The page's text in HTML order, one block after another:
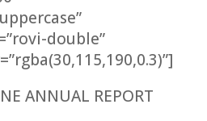
double”
ANNUAL REPORT